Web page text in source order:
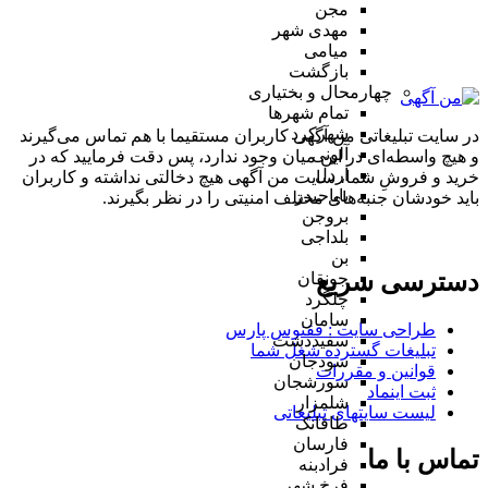
مجن
مهدی شهر
میامی
بازگشت
چهارمحال و بختیاری
تمام شهر‌ها
شهرکرد
آلونی
اردل
باباحیدر
بروجن
بلداجی
بن
جونقان
چلگرد
سامان
سفیددشت
سودجان
سورشجان
شلمزار
طاقانک
فارسان
فرادبنه
در سایت تبلیغاتی من آگهی کاربران مستقیما با هم تماس می‌گیرند
و هیچ واسطه‌ای در این میان وجود ندارد، پس دقت فرمایید که در
خرید و فروشِ شما، سایت من آگهی هیچ دخالتی نداشته و کاربران
باید خودشان جنبه‌های مختلف امنیتی را در نظر بگیرند.
دسترسی سریع
طراحی سایت :‌ ققنوس پارس
تبلیغات گسترده شغل شما
قوانین و مقررات
ثبت اینماد
لیست سایتهای تبلیغاتی
تماس با ما